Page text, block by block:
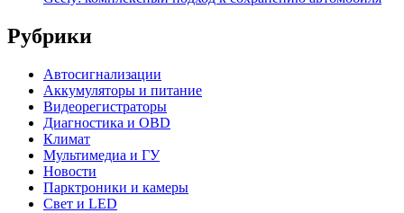
Рубрики
Автосигнализации
Аккумуляторы и питание
Видеорегистраторы
Диагностика и OBD
Климат
Мультимедиа и ГУ
Новости
Парктроники и камеры
Свет и LED